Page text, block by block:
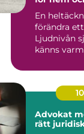
En
förändra
Ljudnivån
känns
Advokat mora så
rätt